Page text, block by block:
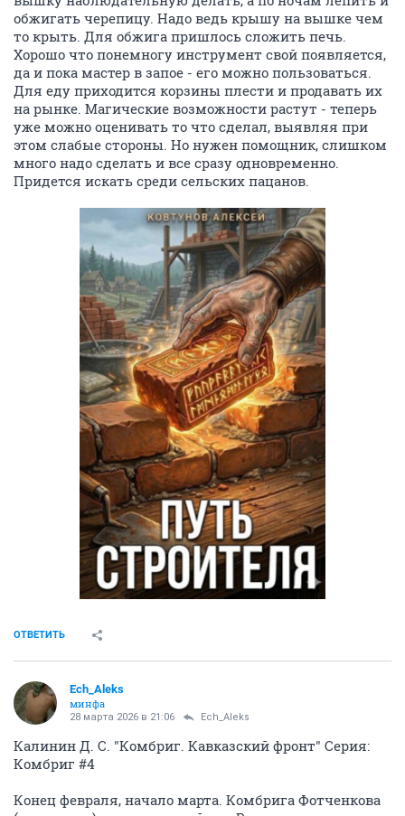
обжигать черепицу. Надо ведь крышу на вышке чем
то крыть. Для обжига пришлось сложить печь.
Хорошо что понемногу инструмент свой появляется,
да и пока мастер в запое - его можно пользоваться.
Для еду приходится корзины плести и продавать их
на рынке. Магические возможности растут - теперь
уже можно оценивать то что сделал, выявляя при
этом слабые стороны. Но нужен помощник, слишком
много надо сделать и все сразу одновременно.
Придется искать среди сельских пацанов.
ОТВЕТИТЬ
Ech_Aleks
минфа
28 марта 2026 в 21:06 Ech_Aleks
Калинин Д. С. "Комбриг. Кавказский фронт" Серия:
Комбриг #4
Конец февраля, начало марта. Комбрига Фотченкова